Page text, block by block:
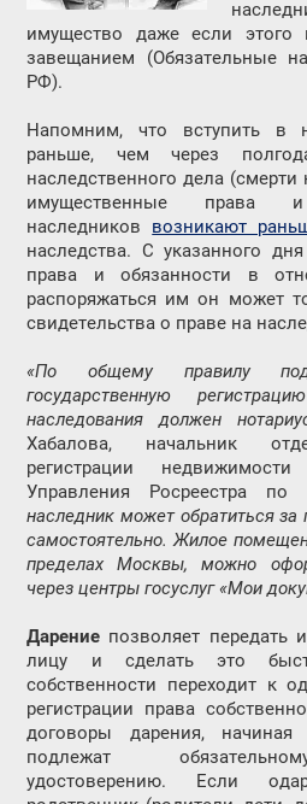
имущество даже если этого
завещанием (Обязательные
РФ).
Напомним, что вступить в
раньше, чем через
наследственного дела (смерти
имущественные права
наследников возникают
наследства. С указанного
права и обязанности в
распоряжаться им он может
свидетельства о праве на
«По общему правилу
государственную
наследования должен
Хабалова, начальник
регистрации
Управления Росреестра
наследник может обратиться за
самостоятельно. Жилое
пределах Москвы, можно
через центры госуслуг «Мои
Дарение позволяет передать
лицу и сделать это
собственности переходит к
регистрации права
договоры дарения,
подлежат
удостоверению. Если